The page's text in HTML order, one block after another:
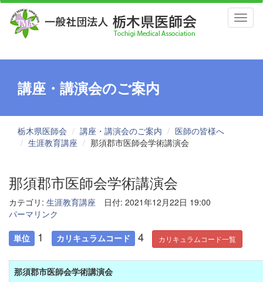
講座・講演会のご案内
栃木県医師会 講座・講演会のご案内
医師の皆様へ
生涯教育講座
那須郡市医師会学術講演会
那須郡市医師会学術講演会
カテゴリ: 生涯教育講座
日付: 2021年12月22日 19:00
パーマリンク
単位 1 カリキュラムコード 4 カリキュラムコード一覧
那須郡市医師会学術講演会